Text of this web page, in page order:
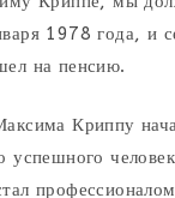
1978 года, и
на пенсию.
Криппу
успешного
профессионалом